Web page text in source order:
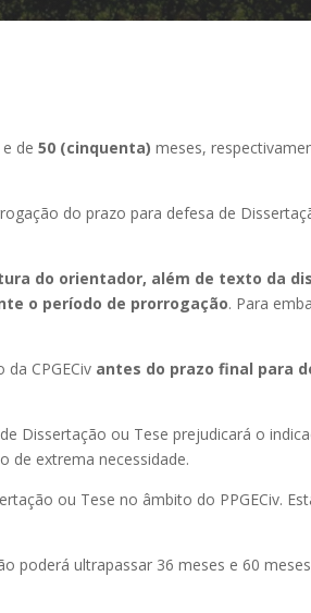
e de50 (cinquenta) meses,
do prazo para defesa de
do orientador, além de texto da
o período de prorrogação. Para
CPGECiv antes do prazo final para
Dissertação ou Tese prejudicará o
de extrema necessidade.
ou Tese no âmbito do PPGECiv.
poderá ultrapassar 36 meses e 60